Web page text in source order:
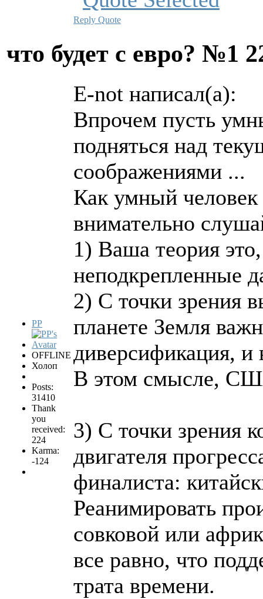
Reply Quote
что будет с евро? №1
PP
OFFLINE
Холоп
Posts:
31410
Thank
you
received:
224
Karma:
-124
E-not написал(а):
Впрочем пусть
подняться над
соображениями ...
Как умный
внимательно
1) Ваша теория
неподкрепленные
2) С точки зрения
планете Земля
диверсификация, и
В этом смысле,
3) С точки зрения
двигателя
финалиста:
Реанимировать
совковой или
все равно, что
трата времени.